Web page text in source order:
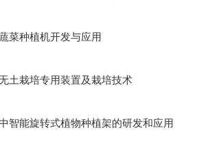
菜种植机开发与应用
土栽培专用装置及栽培技术
智能旋转式植物种植架的研发和应用